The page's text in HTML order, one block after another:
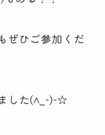
ぜひご参加くだ
した(^_-)-☆